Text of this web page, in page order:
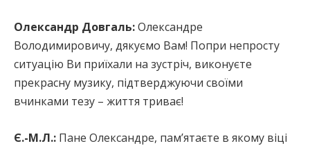
Олександр Довгаль:Олександре
Володимировичу, дякуємо Вам! Попри непросту
ситуацію Ви приїхали на зустріч, виконуєте
прекрасну музику, підтверджуючи своїми
вчинками тезу – життя триває!
Є.-М.Л.: Пане Олександре, пам’ятаєте в якому віці